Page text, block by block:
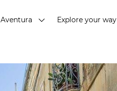
Aventura Explore your way